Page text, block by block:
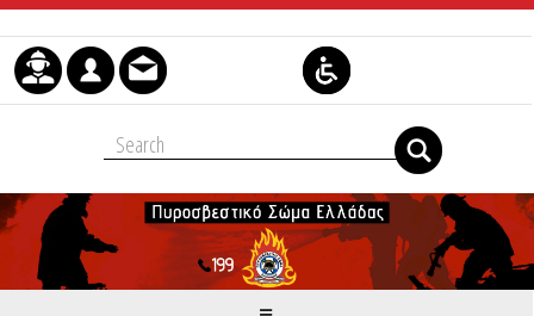
Skip to Content